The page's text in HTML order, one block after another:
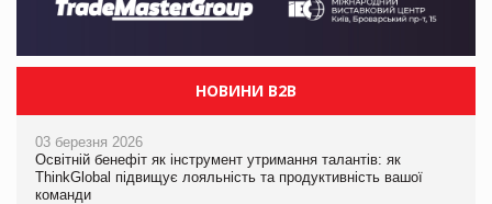
НОВИНИ B2B
03 березня 2026
Освітній бенефіт як інструмент утримання талантів: як
ThinkGlobal підвищує лояльність та продуктивність вашої
команди